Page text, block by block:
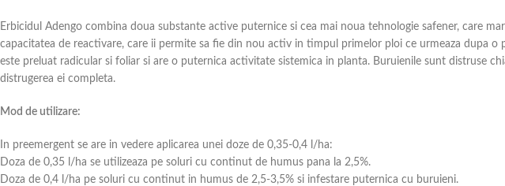
Erbicidul Adengo combina doua substante active puternice si cea mai noua tehnologie safener, care
capacitatea de reactivare, care ii permite sa fie din nou activ in timpul primelor ploi ce urmeaza dupa
este preluat radicular si foliar si are o puternica activitate sistemica in planta. Buruienile sunt distruse
distrugerea ei completa.
Mod de utilizare:
In preemergent se are in vedere aplicarea unei doze de 0,35-0,4 l/ha:
Doza de 0,35 l/ha se utilizeaza pe soluri cu continut de humus pana la 2,5%.
Doza de 0,4 l/ha pe soluri cu continut in humus de 2,5-3,5% si infestare puternica cu buruieni.